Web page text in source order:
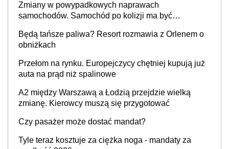
Zmiany w powypadkowych naprawach
samochodów. Samochód po kolizji ma być
producenta
Będą tańsze paliwa? Resort rozmawia z Orlenem o
obniżkach
Przełom na rynku. Europejczycy chętniej kupują już
auta na prąd niż spalinowe
A2 między Warszawą a Łodzią przejdzie wielką
zmianę. Kierowcy muszą się przygotować
Czy pasażer może dostać mandat?
Tyle teraz kosztuje za ciężka noga - mandaty za